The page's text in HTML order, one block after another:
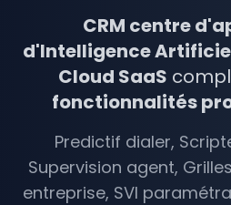
Appointment
Reminder Management
Agent Evaluation
🚀 Click2Call API
CRM centre
d'Intelligence
Cloud SaaS
fonctionnalités
Predictif dialer,
Supervision agent,
entreprise, SVI